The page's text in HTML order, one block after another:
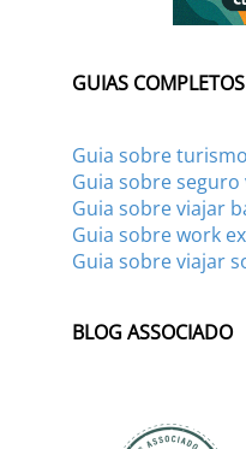
GUIAS COMPLETOS
Guia sobre
Guia sobre seguro
Guia sobre viajar
Guia sobre work
Guia sobre viajar
BLOG ASSOCIADO